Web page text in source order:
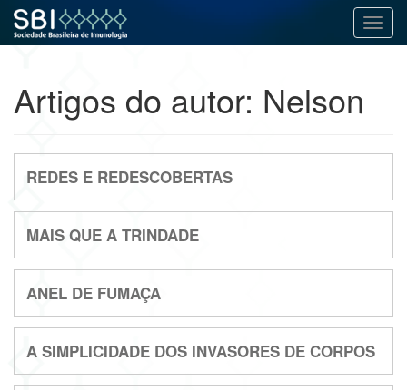
o
conteúdo
Artigos do autor: Nelson
REDES E REDESCOBERTAS
MAIS QUE A TRINDADE
ANEL DE FUMAÇA
A SIMPLICIDADE DOS INVASORES DE CORPOS